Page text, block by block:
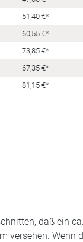
51,40 €*
60,55 €*
73,85 €*
67,35 €*
81,15 €*
daß ein
versehen.